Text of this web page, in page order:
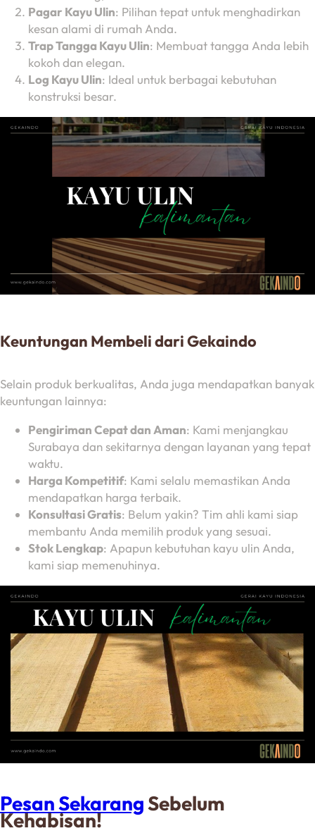
Pagar Kayu Ulin: Pilihan tepat untuk menghadirkan
kesan alami di rumah Anda.
Trap Tangga Kayu Ulin: Membuat tangga Anda lebih
kokoh dan elegan.
Log Kayu Ulin: Ideal untuk berbagai kebutuhan
konstruksi besar.
Keuntungan Membeli dari Gekaindo
Selain produk berkualitas, Anda juga mendapatkan banyak
keuntungan lainnya:
Pengiriman Cepat dan Aman: Kami menjangkau
Surabaya dan sekitarnya dengan layanan yang tepat
waktu.
Harga Kompetitif: Kami selalu memastikan Anda
mendapatkan harga terbaik.
Konsultasi Gratis: Belum yakin? Tim ahli kami siap
membantu Anda memilih produk yang sesuai.
Stok Lengkap: Apapun kebutuhan kayu ulin Anda,
kami siap memenuhinya.
Pesan SekarangSebelum
Kehabisan!